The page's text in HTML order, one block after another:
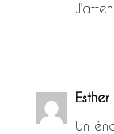
Esther
Un